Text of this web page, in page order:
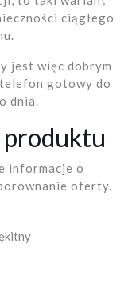
ciągłego
jest więc dobrym
gotowy do
dnia.
produktu
informacje o
oferty.